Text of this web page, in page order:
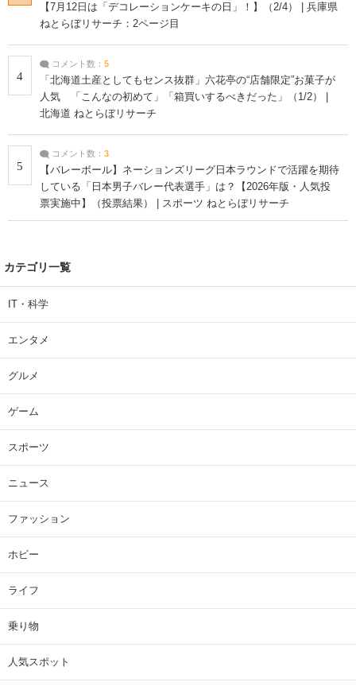
【7月12日は「デコレーションケーキの日」！】（2/4） | 兵庫県
ねとらぼリサーチ：2ページ目
4
コメント数： 5
「北海道土産としてもセンス抜群」六花亭の“店舗限定”お菓子が
人気 「こんなの初めて」「箱買いするべきだった」（1/2） |
北海道 ねとらぼリサーチ
5
コメント数： 3
【バレーボール】ネーションズリーグ日本ラウンドで活躍を期待
している「日本男子バレー代表選手」は？【2026年版・人気投
票実施中】（投票結果） | スポーツ ねとらぼリサーチ
カテゴリ一覧
IT・科学
エンタメ
グルメ
ゲーム
スポーツ
ニュース
ファッション
ホビー
ライフ
乗り物
人気スポット